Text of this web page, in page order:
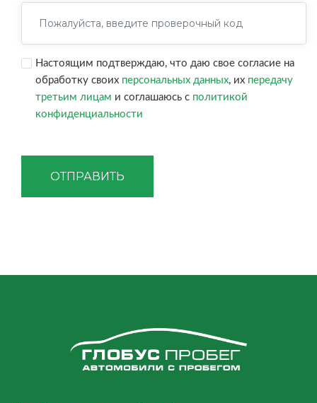
Настоящим подтверждаю, что даю свое согласие на
обработку своих персональных данных, их передачу
третьим лицам и соглашаюсь с политикой
конфиденциальности
ОТПРАВИТЬ